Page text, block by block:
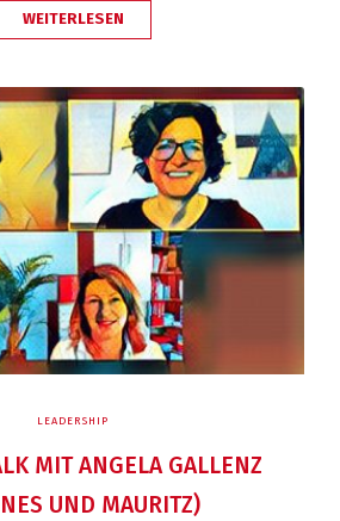
WEITERLESEN„UNVERFÜGBAR?“
LEADERSHIP
MIT ANGELA GALLENZ
UND MAURITZ)